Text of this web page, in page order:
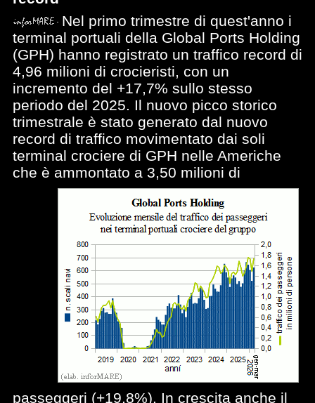
Nel primo trimestre di quest'anno i
terminal portuali della Global Ports Holding
(GPH) hanno registrato un traffico record di
4,96 milioni di crocieristi, con un
incremento del +17,7% sullo stesso
periodo del 2025. Il nuovo picco storico
trimestrale è stato generato dal nuovo
record di traffico movimentato dai soli
terminal crociere di GPH nelle Americhe
che è ammontato a 3,50 milioni di
passeggeri (+19,8%). In crescita anche il